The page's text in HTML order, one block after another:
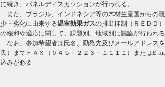
に続き、パネルディスカッションが行われる。
また、ブラジル、インドネシア等の木材生産国からの
少・劣化に由来する温室効果ガスの排出抑制（ＲＥＤＤ
の緩和や適応に関して、課題別、地域別に議論が行われる
なお、参加希望者は氏名、勤務先及びメールアドレス
氏）までＦＡＸ（０４５－２２３－１１１１）またはE-
込みが必要